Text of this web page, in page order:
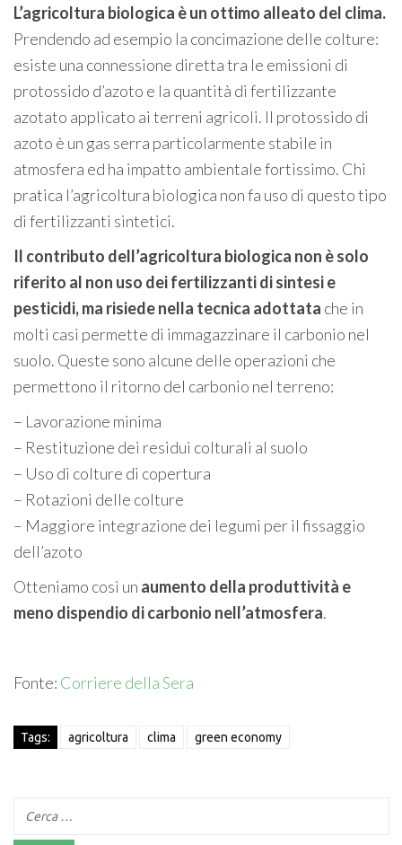
L’agricoltura biologica è un ottimo alleato del clima.
Prendendo ad esempio la concimazione delle colture:
esiste una connessione diretta tra le emissioni di
protossido d’azoto e la quantità di fertilizzante
azotato applicato ai terreni agricoli. Il protossido di
azoto è un gas serra particolarmente stabile in
atmosfera ed ha impatto ambientale fortissimo. Chi
pratica l’agricoltura biologica non fa uso di questo tipo
di fertilizzanti sintetici.
Il contributo dell’agricoltura biologica non è solo
riferito al non uso dei fertilizzanti di sintesi e
pesticidi, ma risiede nella tecnica adottata che in
molti casi permette di immagazzinare il carbonio nel
suolo. Queste sono alcune delle operazioni che
permettono il ritorno del carbonio nel terreno:
– Lavorazione minima
– Restituzione dei residui colturali al suolo
– Uso di colture di copertura
– Rotazioni delle colture
– Maggiore integrazione dei legumi per il fissaggio
dell’azoto
Otteniamo così un aumento della produttività e
meno dispendio di carbonio nell’atmosfera.
Fonte: Corriere della Sera
Tags: agricoltura clima green economy